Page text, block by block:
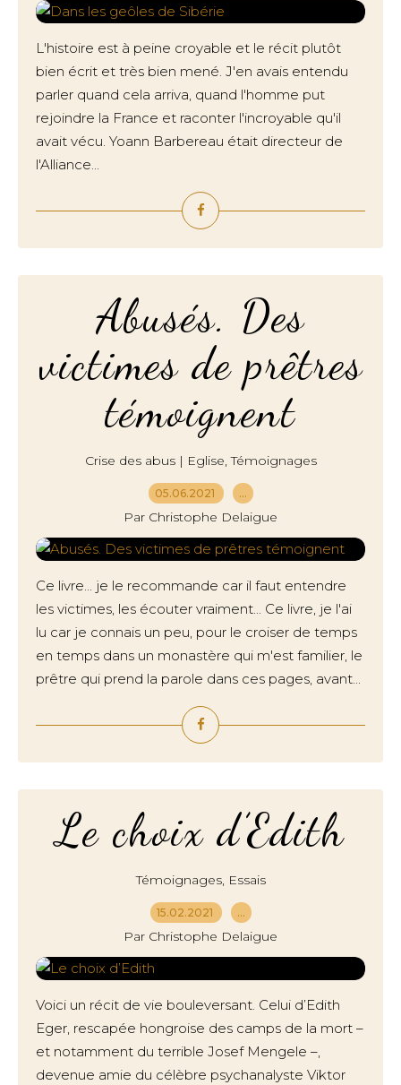
L'histoire est à peine croyable et le récit plutôt
bien écrit et très bien mené. J'en avais entendu
parler quand cela arriva, quand l'homme put
rejoindre la France et raconter l'incroyable qu'il
avait vécu. Yoann Barbereau était directeur de
l'Alliance...
Abusés. Des
victimes de prêtres
témoignent
Crise des abus | Eglise,Témoignages
05.06.2021 …
Par Christophe Delaigue
Ce livre... je le recommande car il faut entendre
les victimes, les écouter vraiment... Ce livre, je l'ai
lu car je connais un peu, pour le croiser de temps
en temps dans un monastère qui m'est familier, le
prêtre qui prend la parole dans ces pages, avant...
Le choix d’Edith
Témoignages, Essais
15.02.2021 …
Par Christophe Delaigue
Voici un récit de vie bouleversant. Celui d’Edith
Eger, rescapée hongroise des camps de la mort –
et notamment du terrible Josef Mengele –,
devenue amie du célèbre psychanalyste Viktor